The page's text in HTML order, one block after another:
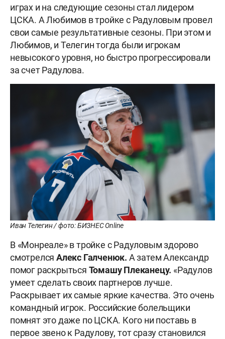
играх и на следующие сезоны стал лидером
ЦСКА. А Любимов в тройке с Радуловым провел
свои самые результативные сезоны. При этом и
Любимов, и Телегин тогда были игрокам
невысокого уровня, но быстро прогрессировали
за счет Радулова.
Иван Телегин / фото: БИЗНЕС Online
В «Монреале» в тройке с Радуловым здорово
смотрелся Алекс Галченюк. А затем Александр
помог раскрыться Томашу Плеканецу. «Радулов
умеет сделать своих партнеров лучше.
Раскрывает их самые яркие качества. Это очень
командный игрок. Российские болельщики
помнят это даже по ЦСКА. Кого ни поставь в
первое звено к Радулову, тот сразу становился